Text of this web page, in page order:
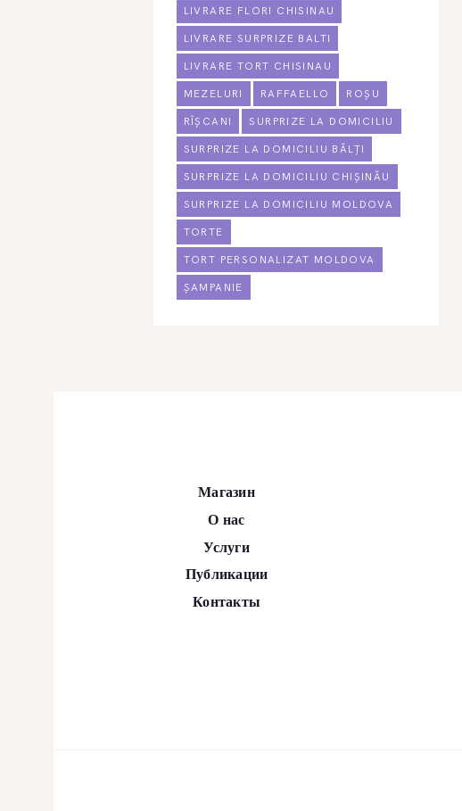
LIVRARE FLORI CHISINAU
LIVRARE SURPRIZE BALTI
LIVRARE TORT CHISINAU
MEZELURI RAFFAELLO ROȘU
RÎȘCANI SURPRIZE LA DOMICILIU
SURPRIZE LA DOMICILIU BĂLȚI
SURPRIZE LA DOMICILIU CHIȘINĂU
SURPRIZE LA DOMICILIU MOLDOVA
TORTE
TORT PERSONALIZAT MOLDOVA
ȘAMPANIE
Магазин
О нас
Услуги
Публикации
Контакты